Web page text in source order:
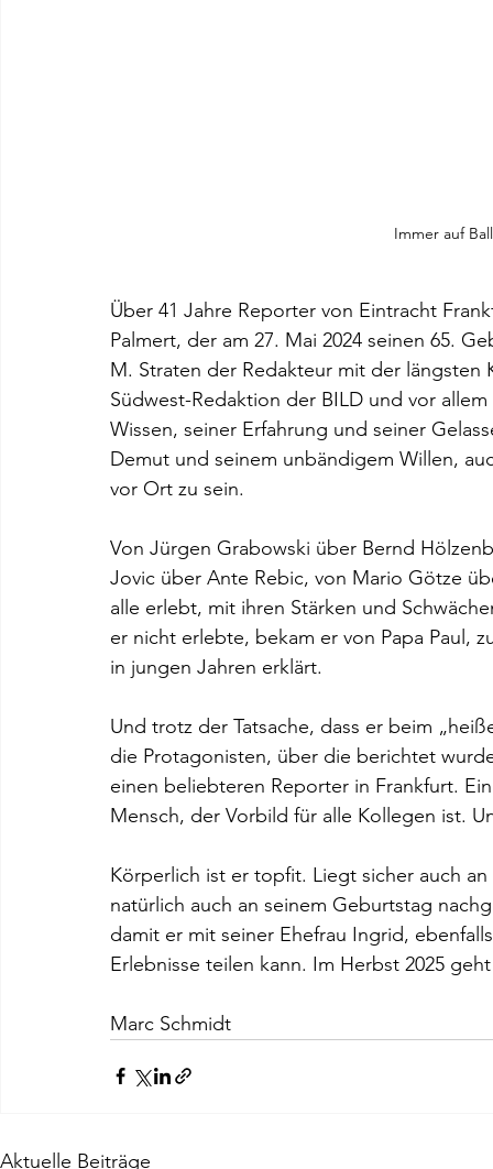
Immer auf
Über 41 Jahre Reporter von Eintracht
Palmert, der am 27. Mai 2024 seinen 65.
M. Straten der Redakteur mit der
Südwest-Redaktion der BILD und vor
Wissen, seiner Erfahrung und seiner
Demut und seinem unbändigem Willen,
vor Ort zu sein.
Von Jürgen Grabowski über Bernd
Jovic über Ante Rebic, von Mario Götze
alle erlebt, mit ihren Stärken und
er nicht erlebte, bekam er von Papa Paul,
in jungen Jahren erklärt.
Und trotz der Tatsache, dass er beim
die Protagonisten, über die berichtet
einen beliebteren Reporter in Frankfurt.
Mensch, der Vorbild für alle Kollegen ist.
Körperlich ist er topfit. Liegt sicher auch
natürlich auch an seinem Geburtstag
damit er mit seiner Ehefrau Ingrid,
Erlebnisse teilen kann. Im Herbst 2025
Marc Schmidt
Aktuelle Beiträge